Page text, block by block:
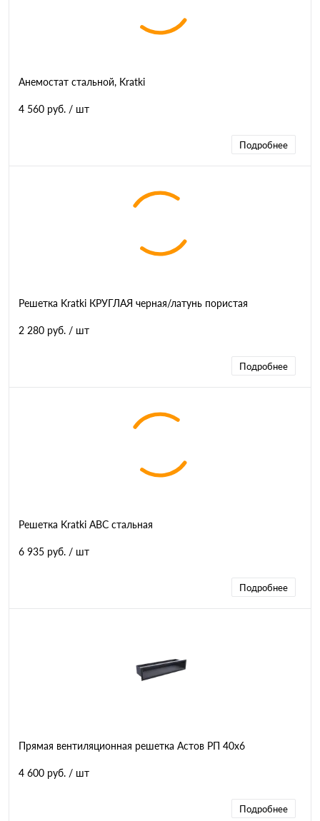
Анемостат стальной, Kratki
4 560 руб. / шт
Подробнее
Решетка Kratki КРУГЛАЯ черная/латунь пористая
2 280 руб. / шт
Подробнее
Решетка Kratki ABC стальная
6 935 руб. / шт
Подробнее
Прямая вентиляционная решетка Астов РП 40х6
4 600 руб. / шт
Подробнее